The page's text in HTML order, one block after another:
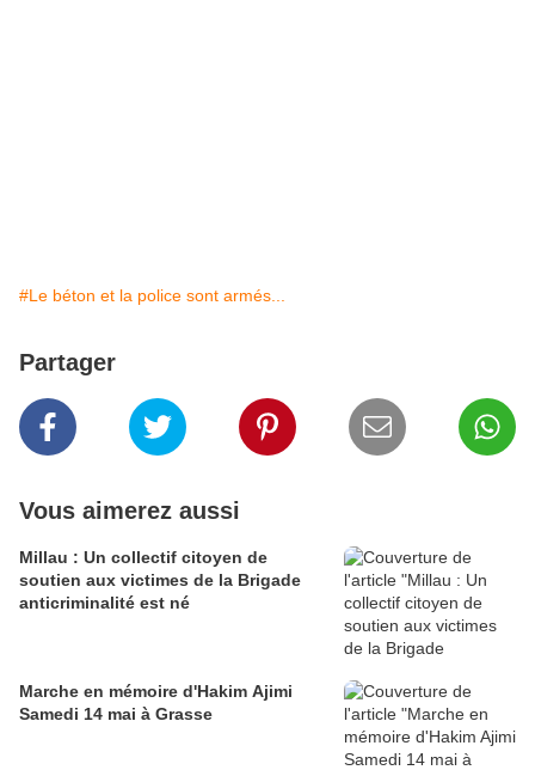
#Le béton et la police sont armés...
Partager
Vous aimerez aussi
Millau : Un collectif citoyen de
soutien aux victimes de la Brigade
anticriminalité est né
Marche en mémoire d'Hakim Ajimi
Samedi 14 mai à Grasse